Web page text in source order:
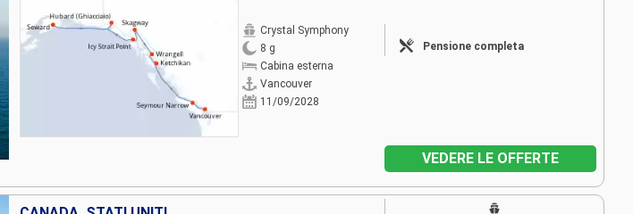
Crystal Symphony
8 g
Cabina esterna
Vancouver
11/09/2028
Pensione completa
VEDERE LE OFFERTE